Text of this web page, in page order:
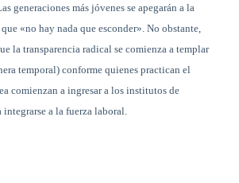
generaciones más jóvenes se apegarán a la
«no hay nada que esconder». No obstante,
la transparencia radical se comienza a templar
temporal) conforme quienes practican el
comienzan a ingresar a los institutos de
a la fuerza laboral.